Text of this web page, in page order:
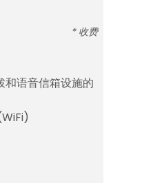
* 收费
和语音信箱设施的